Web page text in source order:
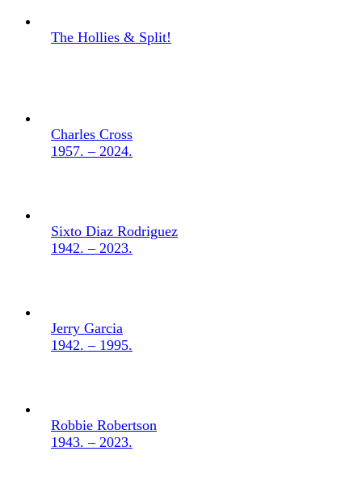
The Hollies & Split!
Charles Cross
1957. – 2024.
Sixto Diaz Rodriguez
1942. – 2023.
Jerry Garcia
1942. – 1995.
Robbie Robertson
1943. – 2023.